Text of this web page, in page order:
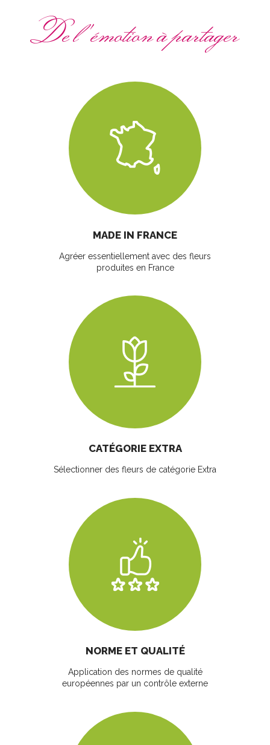
De l'émotion à partager
MADE IN FRANCE
Agréer essentiellement avec des fleurs
produites en France
CATÉGORIE EXTRA
Sélectionner des fleurs de catégorie Extra
NORME ET QUALITÉ
Application des normes de qualité
européennes par un contrôle externe